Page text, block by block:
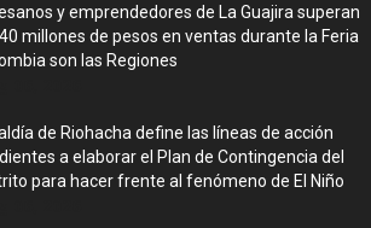
y emprendedores de La Guajira superan
millones de pesos en ventas durante la Feria
son las Regiones
de Riohacha define las líneas de acción
a elaborar el Plan de Contingencia del
para hacer frente al fenómeno de El Niño